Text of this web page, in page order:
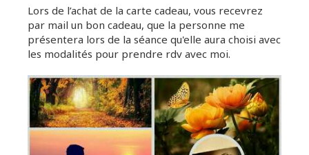
Lors de l’achat de la carte cadeau, vous recevrez
par mail un bon cadeau, que la personne me
présentera lors de la séance qu'elle aura choisi avec
les modalités pour prendre rdv avec moi.